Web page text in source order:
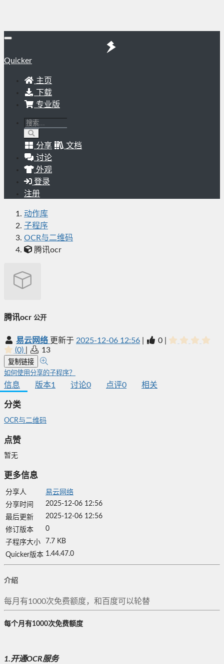
Quicker
主页
下载
专业版
分享
文档
讨论
外观
登录
注册
动作库
子程序
OCR与二维码
腾讯ocr
腾讯ocr 公开
易云网络 更新于 2025-12-06 12:56 0
(0)
13
复制链接
如何使用分享的子程序？
信息 版本1 讨论0 点评0 相关
分类
OCR与二维码
点赞
暂无
更多信息
分享人
易云网络
分享时间
2025-12-06 12:56
最后更新
2025-12-06 12:56
修订版本
0
子程序大小
7.7 KB
Quicker版本 1.44.47.0
介绍
每月有1000次免费额度，和百度可以轮替
每个月有1000次免费额度
1.开通OCR服务